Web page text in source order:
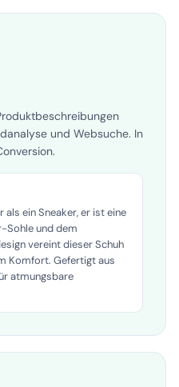
und Websuche. In
ein Sneaker, er ist eine
Sohle und dem
vereint dieser Schuh
Komfort. Gefertigt aus
atmungsbare